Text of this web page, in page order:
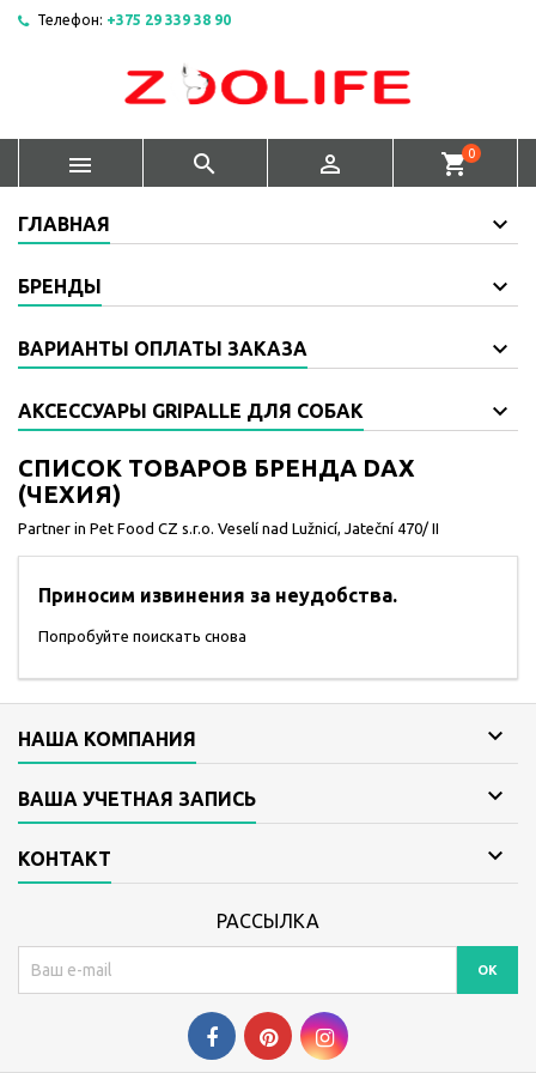
Телефон: +375 29 339 38 90
   shopping_cart0
ГЛАВНАЯ
БРЕНДЫ
ВАРИАНТЫ ОПЛАТЫ ЗАКАЗА
АКСЕССУАРЫ GRIPALLE ДЛЯ СОБАК
СПИСОК ТОВАРОВ БРЕНДА DAX
(ЧЕХИЯ)
Partner in Pet Food CZ s.r.o. Veselí nad Lužnicí, Jateční 470/ II
Приносим извинения за неудобства.
Попробуйте поискать снова
НАША КОМПАНИЯ 
ВАША УЧЕТНАЯ ЗАПИСЬ 
КОНТАКТ 
РАССЫЛКА